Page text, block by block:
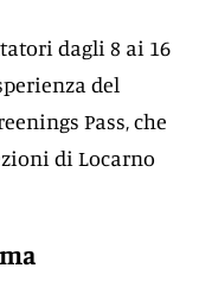
dagli 8 ai 16
del
Pass, che
di Locarno